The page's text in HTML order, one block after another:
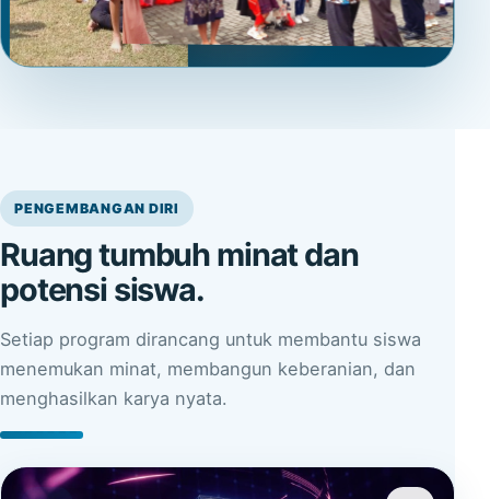
PENGEMBANGAN DIRI
Ruang tumbuh minat dan
potensi siswa.
Setiap program dirancang untuk membantu siswa
menemukan minat, membangun keberanian, dan
menghasilkan karya nyata.